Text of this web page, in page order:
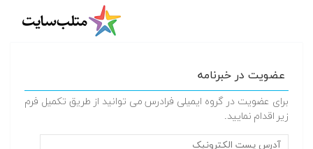
عضویت در خبرنامه
برای عضویت در گروه ایمیلی فرادرس می توانید از طریق تکمیل فرم
زیر اقدام نمایید.